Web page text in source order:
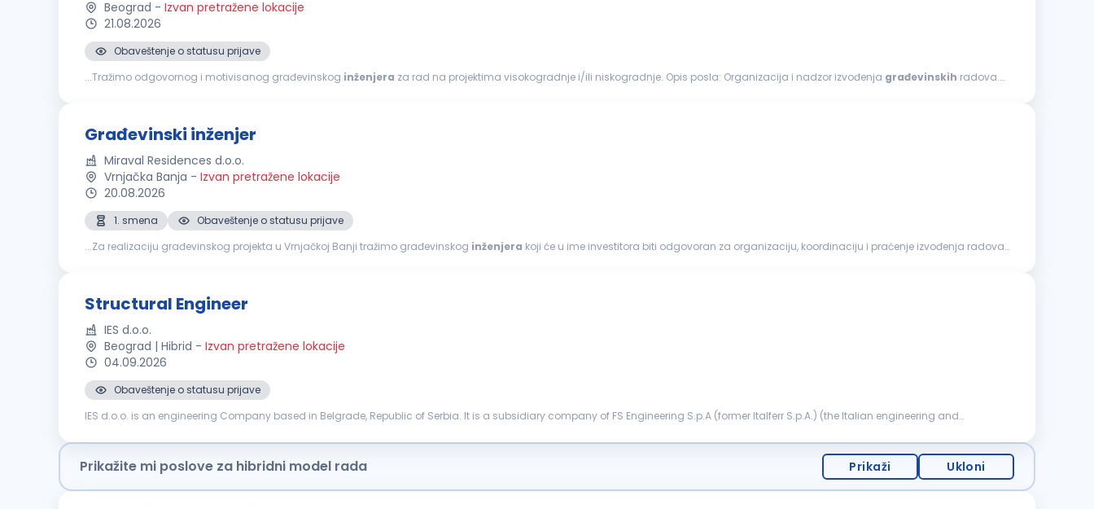
Beograd - Izvan pretražene lokacije
21.08.2026
Obaveštenje o statusu prijave
...Tražimo odgovornog i motivisanog građevinskog inženjera za rad na projektima visokogradnje i/ili niskogradnje. Opis posla: Organizacija i nadzor izvođenja građevinskih radova.
Građevinski inženjer
Miraval Residences d.o.o.
Vrnjačka Banja - Izvan pretražene lokacije
20.08.2026
1. smena
Obaveštenje o statusu prijave
...Za realizaciju građevinskog projekta u Vrnjačkoj Banji tražimo građevinskog inženjera koji će u ime investitora biti odgovoran za organizaciju, koordinaciju i praćenje izvođenja radova,
Structural Engineer
IES d.o.o.
Beograd | Hibrid - Izvan pretražene lokacije
04.09.2026
Obaveštenje o statusu prijave
IES d.o.o. is an engineering Company based in Belgrade, Republic of Serbia. It is a subsidiary company of FS Engineering S.p.A (former Italferr S.p.A.) (the Italian engineering and
Prikažite mi poslove za hibridni model rada Prikaži Ukloni